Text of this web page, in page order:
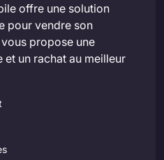
offre une solution
pour vendre son
propose une
un rachat au meilleur